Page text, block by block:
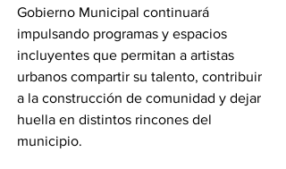
Gobierno Municipal continuará
impulsando programas y espacios
incluyentes que permitan a artistas
urbanos compartir su talento, contribuir
a la construcción de comunidad y dejar
huella en distintos rincones del
municipio.